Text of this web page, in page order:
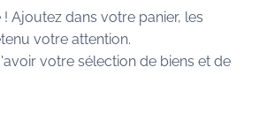
Ajoutez dans votre panier, les
votre attention.
votre sélection de biens et de